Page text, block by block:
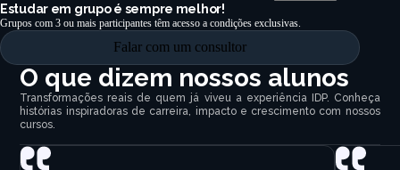
Estudar em grupo é sempre melhor!
Grupos com 3 ou mais participantes têm acesso a condições exclusivas.
Falar com um consultor
O que dizem nossos alunos
Transformações reais de quem já viveu a experiência IDP. Conheça
histórias inspiradoras de carreira, impacto e crescimento com nossos
cursos.